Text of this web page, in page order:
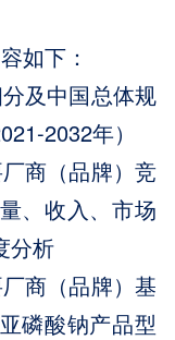
如下：
及中国总体规
2032年）
商（品牌）竞
、收入、市场
分析
商（品牌）基
磷酸钠产品型